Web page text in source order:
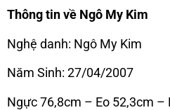
Thông tin về Ngô My Kim
Nghệ danh: Ngô My Kim
Năm Sinh: 27/04/2007
Ngực 76,8cm – Eo 52,3cm –